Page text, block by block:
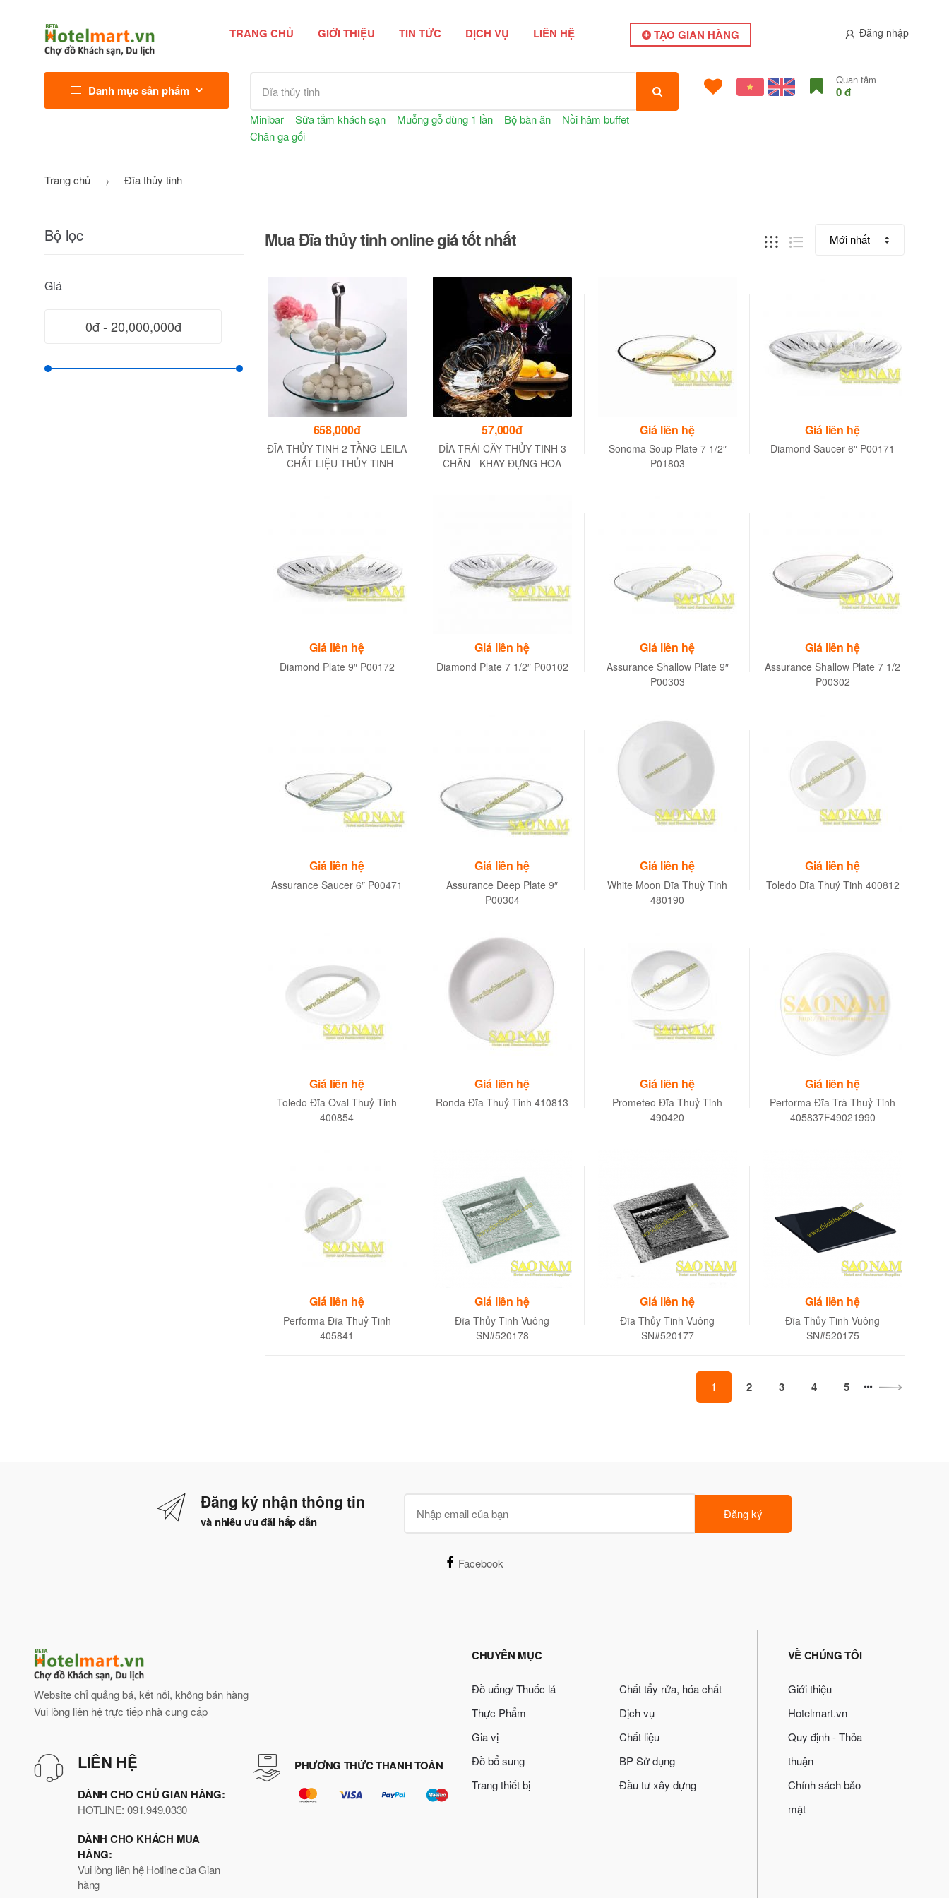
TRANG CHỦ GIỚI THIỆU TIN TỨC DỊCH VỤ LIÊN HỆ TẠO GIAN HÀNG Đăng nhập
Danh mục sản phẩm
Minibar Sữa tắm khách sạn Muỗng gỗ dùng 1 lần Bộ bàn ăn
Nồi hâm buffet
Chăn ga gối
Quan tâm
0 đ
Trang chủ Đĩa thủy tinh
Bộ lọc
Giá
Mua Đĩa thủy tinh online giá tốt nhất
658,000đ
ĐĨA THỦY TINH 2 TẦNG LEILA
- CHẤT LIỆU THỦY TINH
57,000đ
DĨA TRÁI CÂY THỦY TINH 3
CHÂN - KHAY ĐỰNG HOA
Giá liên hệ
Sonoma Soup Plate 7 1/2″
P01803
Giá liên hệ
Diamond Saucer 6″ P00171
Giá liên hệ
Diamond Plate 9″ P00172
Giá liên hệ
Diamond Plate 7 1/2″ P00102
Giá liên hệ
Assurance Shallow Plate 9″
P00303
Giá liên hệ
Assurance Shallow Plate 7 1/2
P00302
Giá liên hệ
Assurance Saucer 6″ P00471
Giá liên hệ
Assurance Deep Plate 9″
P00304
Giá liên hệ
White Moon Đĩa Thuỷ Tinh
480190
Giá liên hệ
Toledo Đĩa Thuỷ Tinh 400812
Giá liên hệ
Toledo Đĩa Oval Thuỷ Tinh
400854
Giá liên hệ
Ronda Đĩa Thuỷ Tinh 410813
Giá liên hệ
Prometeo Đĩa Thuỷ Tinh
490420
Giá liên hệ
Performa Đĩa Trà Thuỷ Tinh
405837F49021990
Giá liên hệ
Performa Đĩa Thuỷ Tinh
405841
Giá liên hệ
Đĩa Thủy Tinh Vuông
SN#520178
Giá liên hệ
Đĩa Thủy Tinh Vuông
SN#520177
Giá liên hệ
Đĩa Thủy Tinh Vuông
SN#520175
1 2 3 4 5
Đăng ký nhận thông tin
và nhiều ưu đãi hấp dẫn Đăng ký
Facebook
Website chỉ quảng bá, kết nối, không bán hàng
Vui lòng liên hệ trực tiếp nhà cung cấp
LIÊN HỆ
DÀNH CHO CHỦ GIAN HÀNG:
HOTLINE: 091.949.0330
DÀNH CHO KHÁCH MUA
HÀNG:
Vui lòng liên hệ Hotline của Gian
hàng
PHƯƠNG THỨC THANH TOÁN
CHUYÊN MỤC
Đồ uống/ Thuốc lá
Thực Phẩm
Gia vị
Đồ bổ sung
Trang thiết bị
Chất tẩy rửa, hóa chất
Dịch vụ
Chất liệu
BP Sử dụng
Đầu tư xây dựng
VỀ CHÚNG TÔI
Giới thiệu
Hotelmart.vn
Quy định - Thỏa
thuận
Chính sách bảo
mật